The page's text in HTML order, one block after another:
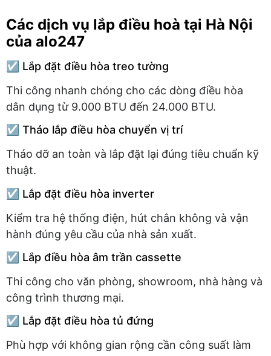
Các dịch vụ lắp điều hoà tại Hà Nội
của alo247
☑️ Lắp đặt điều hòa treo tường
Thi công nhanh chóng cho các dòng điều hòa
dân dụng từ 9.000 BTU đến 24.000 BTU.
☑️ Tháo lắp điều hòa chuyển vị trí
Tháo dỡ an toàn và lắp đặt lại đúng tiêu chuẩn kỹ
thuật.
☑️ Lắp đặt điều hòa inverter
Kiểm tra hệ thống điện, hút chân không và vận
hành đúng yêu cầu của nhà sản xuất.
☑️ Lắp điều hòa âm trần cassette
Thi công cho văn phòng, showroom, nhà hàng và
công trình thương mại.
☑️ Lắp đặt điều hòa tủ đứng
Phù hợp với không gian rộng cần công suất làm